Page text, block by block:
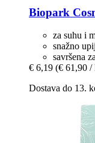
Biopark
za suhu i
snažno
savršena
€ 6,19 (€ 61,90 /
Dostava do 13.